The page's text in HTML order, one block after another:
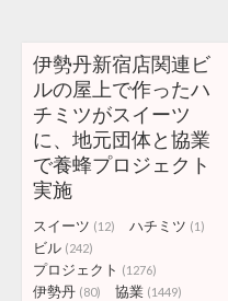
伊勢丹新宿店関連ビ
ルの屋上で作ったハ
チミツがスイーツ
に、地元団体と協業
で養蜂プロジェクト
実施
スイーツ (12) ハチミツ (1)
ビル (242)
プロジェクト (1276)
伊勢丹 (80) 協業 (1449)